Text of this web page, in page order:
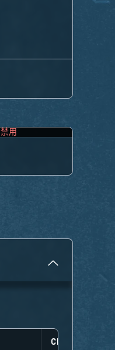
禁用
CLUTCHES